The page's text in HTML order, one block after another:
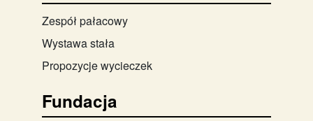
Zespół pałacowy
Wystawa stała
Propozycje wycieczek
Fundacja